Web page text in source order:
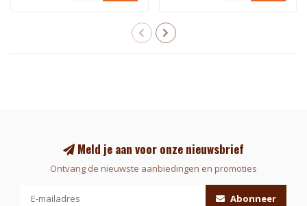
Meld je aan voor onze nieuwsbrief
Ontvang de nieuwste aanbiedingen en promoties
Abonneer